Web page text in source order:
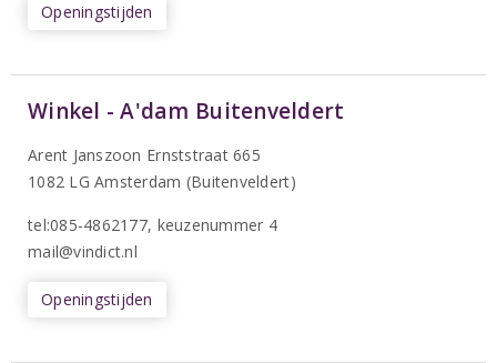
Openingstijden
Winkel - A'dam Buitenveldert
Arent Janszoon Ernststraat 665
1082 LG Amsterdam (Buitenveldert)
tel:085-4862177, keuzenummer 4
mail@vindict.nl
Openingstijden